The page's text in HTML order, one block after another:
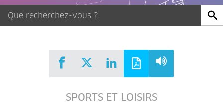
Actualités
Agenda
Publications
SPORTS ET LOISIRS